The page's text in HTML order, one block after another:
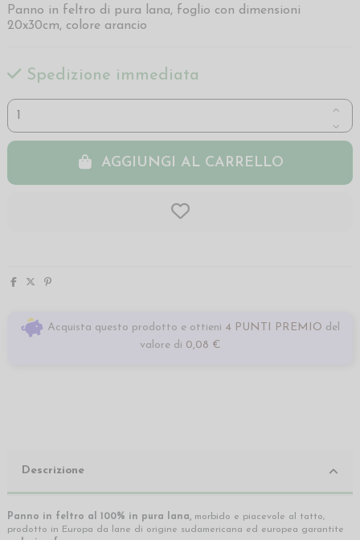
Panno in feltro di pura lana, foglio con dimensioni
20x30cm, colore arancio
Spedizione immediata
AGGIUNGI AL CARRELLO
Acquista questo prodotto e ottieni 4 PUNTI PREMIO del
valore di 0,08 €
Descrizione
Panno in feltro al 100% in pura lana, morbido e piacevole al tatto,
prodotto in Europa da lane di origine sudamericana ed europea garantite